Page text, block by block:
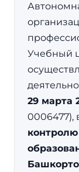
Учебный
29 марта
0006477),